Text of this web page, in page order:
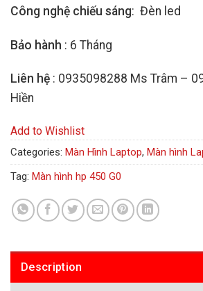
Công nghệ chiếu sáng: Đèn led
Bảo hành : 6 Tháng
Liên hệ : 0935098288 Ms Trâm –
Hiền
Add to Wishlist
Categories: Màn Hình Laptop, Màn hình
Tag: Màn hình hp 450 G0
Description